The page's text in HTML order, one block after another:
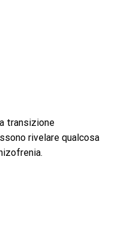
transizione
rivelare qualcosa